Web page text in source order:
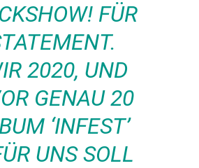
FÜR
2020, UND
GENAU 20
‘INFEST’
UNS SOLL